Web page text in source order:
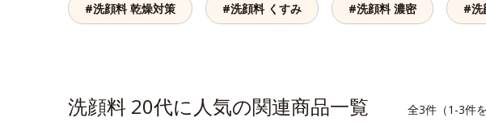
#洗顔料 乾燥対策 #洗顔料 くすみ #洗顔料 濃密 #洗
洗顔料 20代に人気の関連商品一覧 全3件（1-3件を